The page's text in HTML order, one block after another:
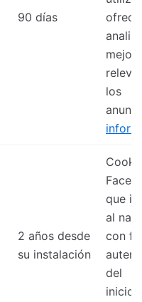
90 días
los
2 años desde
su instalación
que
al
con
del
inicio